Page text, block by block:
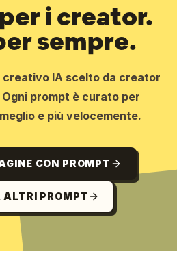
i creator.
sempre.
creativo IA scelto da creator
prompt è curato per
e più velocemente.
CON PROMPT
ALTRI PROMPT